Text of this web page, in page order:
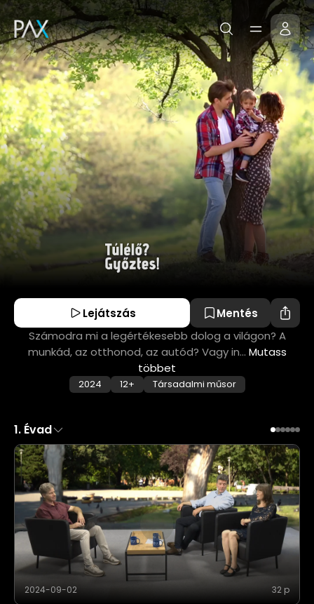
Lejátszás
Mentés
Számodra mi a legértékesebb dolog a világon? A
munkád, az otthonod, az autód? Vagy in... Mutass
többet
2024 12+ Társadalmi műsor
1. Évad
2024-09-02 32 p